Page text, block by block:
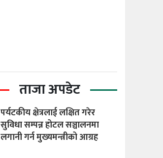
ताजा अपडेट
पर्यटकीय क्षेत्रलाई लक्षित गरेर
सुविधा सम्पन्न होटल सञ्चालनमा
लगानी गर्न मुख्यमन्त्रीको आग्रह